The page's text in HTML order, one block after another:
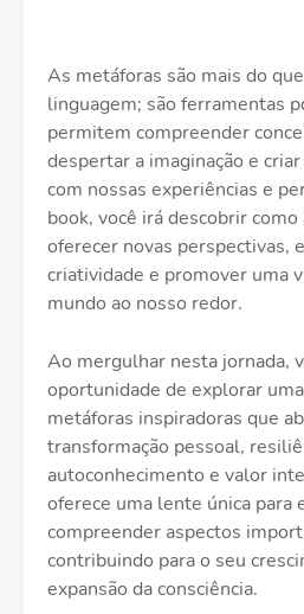
As metáforas são mais do
linguagem; são ferramentas
permitem compreender
despertar a imaginação e
com nossas experiências e
book, você irá descobrir
oferecer novas perspectivas,
criatividade e promover uma
mundo ao nosso redor.
Ao mergulhar nesta jornada,
oportunidade de explorar
metáforas inspiradoras que
transformação pessoal,
autoconhecimento e valor
oferece uma lente única para
compreender aspectos
contribuindo para o seu
expansão da consciência.